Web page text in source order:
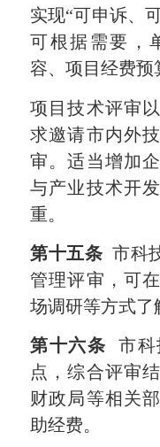
实现“可申诉、
可根据需要，
容、项目经费预
项目技术评审
求邀请市内外
审。适当增加
与产业技术开
重。
第十五条 市科
管理评审，可
场调研等方式了
第十六条
市
点，综合评审
财政局等相关
助经费。